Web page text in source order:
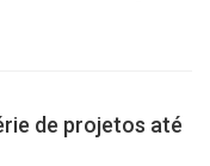
de projetos até